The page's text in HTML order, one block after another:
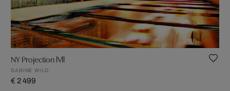
NY Projection lVll
SABINE WILD
€ 2 499